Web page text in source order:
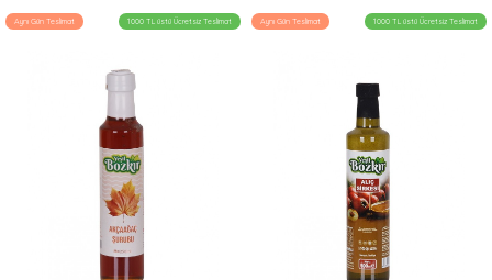
Aynı Gün Teslimat 1000 TL üstü Ücretsiz Teslimat Aynı Gün Teslimat 1000 TL üstü Ücretsiz Teslimat